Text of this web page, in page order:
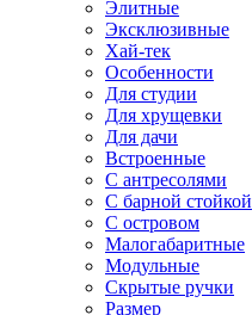
Элитные
Эксклюзивные
Хай-тек
Особенности
Для студии
Для хрущевки
Для дачи
Встроенные
С антресолями
С барной стойкой
С островом
Малогабаритные
Модульные
Скрытые ручки
Размер